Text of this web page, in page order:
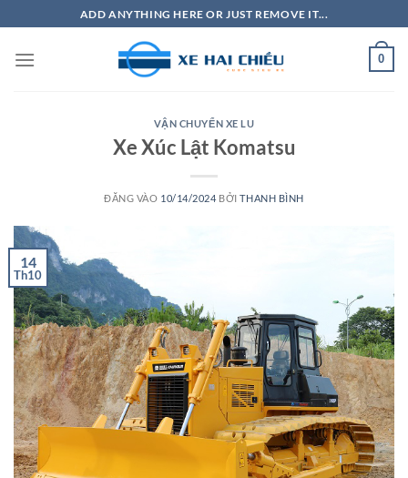
qua
nội
ADD ANYTHING HERE OR JUST REMOVE IT...
0
VẬN CHUYỂN XE LU
Xe Xúc Lật Komatsu
ĐĂNG VÀO 10/14/2024 BỞITHANH BÌNH
14
Th10